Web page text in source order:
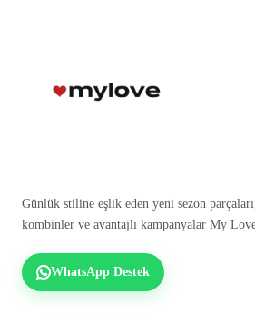
Günlük stiline eşlik eden yeni sezon
kombinler ve avantajlı kampanyalar My
WhatsApp Destek